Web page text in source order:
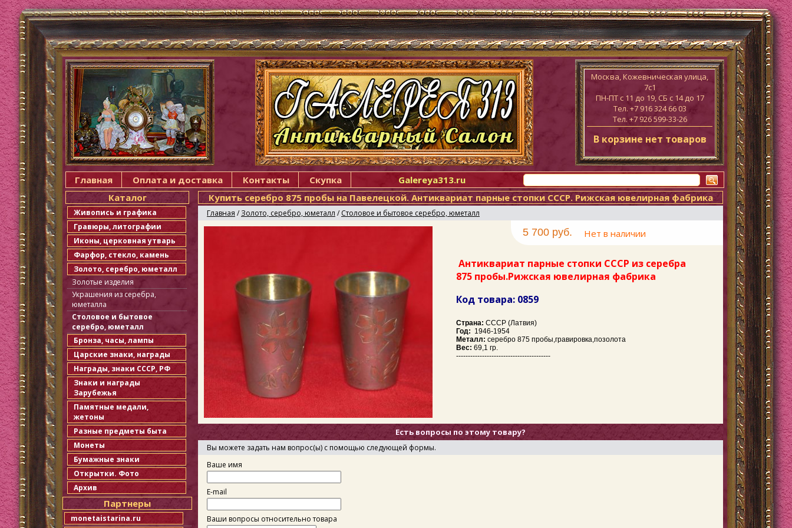
Москва, Кожевническая улица,
7с1
ПН-ПТ c 11 до 19, СБ с 14 до 17
Тел. +7 916 324 66 03
Тел. +7 926 599-33-26
В корзине нет товаров
Главная Оплата и доставка Контакты Скупка
Galereya313.ru
Каталог
Живопись и графика
Гравюры, литографии
Иконы, церковная утварь
Фарфор, стекло, камень
Золото, серебро, юметалл
Золотые изделия
Украшения из серебра,
юметалла
Столовое и бытовое
серебро, юметалл
Бронза, часы, лампы
Царские знаки, награды
Награды, знаки СССР, РФ
Знаки и награды
Зарубежья
Памятные медали,
жетоны
Разные предметы быта
Монеты
Бумажные знаки
Открытки. Фото
Архив
Партнеры
monetaistarina.ru
Купить серебро 875 пробы на Павелецкой. Антиквариат парные стопки СССР. Рижская ювелирная фабрика
Главная / Золото, серебро, юметалл / Столовое и бытовое серебро, юметалл
5 700 руб. Нет в наличии
Антиквариат парные стопки СССР из серебра
875 пробы.Рижская ювелирная фабрика
Код товара: 0859
Страна: СССР (Латвия)
Год: 1946-1954
Металл: серебро 875 пробы,гравировка,позолота
Вес: 69,1 гр.
----------------------------------------
Есть вопросы по этому товару?
Вы можете задать нам вопрос(ы) с помощью следующей формы.
Ваше имя
E-mail
Ваши вопросы относительно товара